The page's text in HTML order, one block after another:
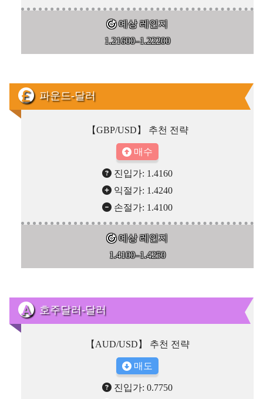
예상 레인지
1.21600–1.22200
파운드-달러
【GBP/USD】 추천 전략
매수
진입가: 1.4160
익절가: 1.4240
손절가: 1.4100
예상 레인지
1.4100–1.4250
호주달러-달러
【AUD/USD】 추천 전략
매도
진입가: 0.7750